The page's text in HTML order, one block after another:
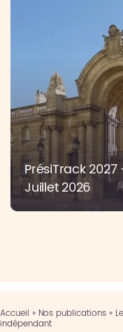
PrésiTrack
Juillet 2026
Accueil » Nos publications»
indépendant